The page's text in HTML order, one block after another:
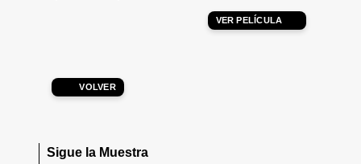
VER PELÍCULA
VOLVER
Sigue la Muestra